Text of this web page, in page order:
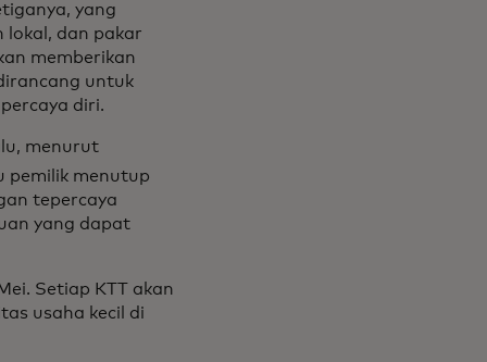
yang
lokal, dan pakar
memberikan
untuk
diri.
menurut
pemilik menutup
tepercaya
yang dapat
Setiap KTT akan
usaha kecil di